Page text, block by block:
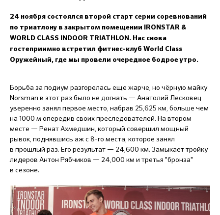
24 ноября состоялся второй старт серии соревнований
по триатлону в закрытом помещении IRONSTAR &
WORLD CLASS INDOOR TRIATHLON. Нас снова
гостеприимно встретил фитнес-клуб World Class
Оружейный, где мы провели очередное бодрое утро.
Борьба за подиум разгорелась еще жарче, но чёрную майку
Norsman в этот раз было не догнать — Анатолий Лесковец
уверенно занял первое место, набрав 25,625 км, больше чем
на 1000 м опередив своих преследователей. На втором
месте — Ренат Ахмедшин, который совершил мощный
рывок, поднявшись аж с 8-го места, которое занял
в прошлый раз. Его результат — 24,600 км. Замыкает тройку
лидеров Антон Рябчиков — 24,000 км и третья "бронза"
в сезоне.